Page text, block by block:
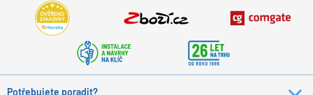
Potřebujete poradit?